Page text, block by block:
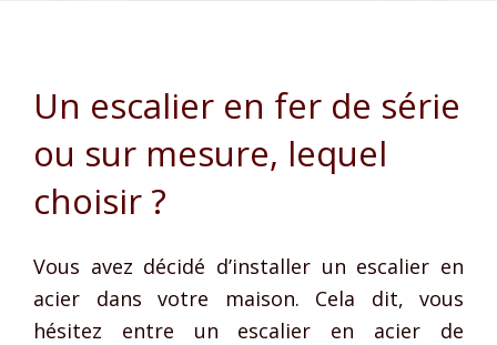
Un escalier en fer de série
ou sur mesure, lequel
choisir ?
Vous avez décidé d’installer un escalier en
acier dans votre maison. Cela dit, vous
hésitez entre un escalier en acier de